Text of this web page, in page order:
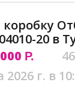
20 в
Р.
2026 г. в